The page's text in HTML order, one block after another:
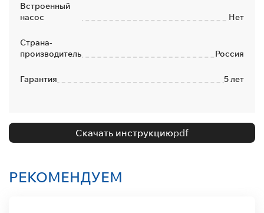
Встроенный
насос
Нет
Страна-
производитель
Россия
Гарантия 5 лет
Скачать инструкциюpdf
РЕКОМЕНДУЕМ